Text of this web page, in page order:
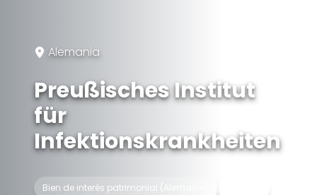
Alemania
Preußisches Institut
für
Infektionskrankheiten
Bien de interés patrimonial (Alemania)